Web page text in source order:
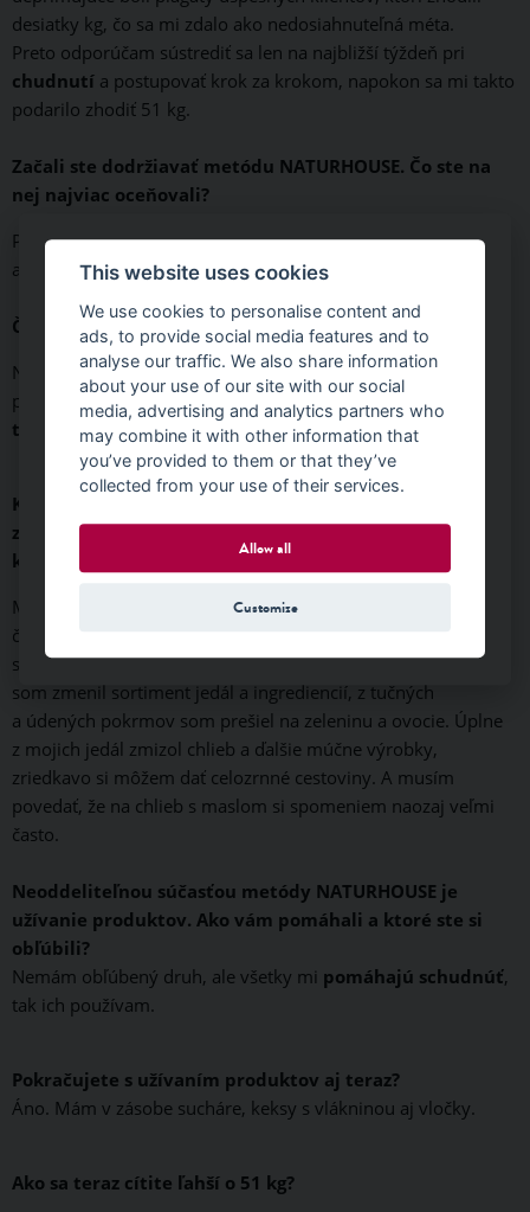
desiatky kg, čo sa mi zdalo ako nedosiahnuteľná méta.
Preto odporúčam sústrediť sa len na najbližší týždeň pri
chudnutí a postupovať krok za krokom, napokon sa mi takto
podarilo zhodiť 51 kg.
Začali ste dodržiavať metódu NATURHOUSE. Čo ste na
nej najviac oceňovali?
Pravidelný režim jedál, usporiadanie jedálneho lístka
a odporúčania, čo a kedy môžem jesť.
Čo pre vás znamenali pravidelné týždenné konzultácie?
Novú motiváciu, keďže moja hmotnosť každý týždeň
pravidelne klesala, niekedy viac a inokedy menej,
rozbor
telesnej hmotnostia hodnôt svalov, vody a tuku v tele.
K tomu, aby človek upravil svoju hmotnosť, je potrebné
zmeniť jedálny lístok a stravovacie návyky. Aké
konkrétne zmeny sa týkali vás?
Musel som zmeniť takmer všetko, vypustil som úplne
čokoládu a sladkosti aj príležitostný alkohol a, samozrejme,
sladené nápoje. Dokonca som si prestal sladiť kávu, úplne
som zmenil sortiment jedál a ingrediencií, z tučných
a údených pokrmov som prešiel na zeleninu a ovocie. Úplne
z mojich jedál zmizol chlieb a ďalšie múčne výrobky,
zriedkavo si môžem dať celozrnné cestoviny. A musím
povedať, že na chlieb s maslom si spomeniem naozaj veľmi
často.
Neoddeliteľnou súčasťou metódy NATURHOUSE je
užívanie produktov. Ako vám pomáhali a ktoré ste si
obľúbili?
Nemám obľúbený druh, ale všetky mi pomáhajú schudnúť,
tak ich používam.
Pokračujete s užívaním produktov aj teraz?
Áno. Mám v zásobe sucháre, keksy s vlákninou aj vločky.
Ako sa teraz cítite ľahší o 51 kg?
This website uses cookies
We use cookies to personalise content and
ads, to provide social media features and to
analyse our traffic. We also share information
about your use of our site with our social
media, advertising and analytics partners who
may combine it with other information that
you’ve provided to them or that they’ve
collected from your use of their services.
Allow all
Customize